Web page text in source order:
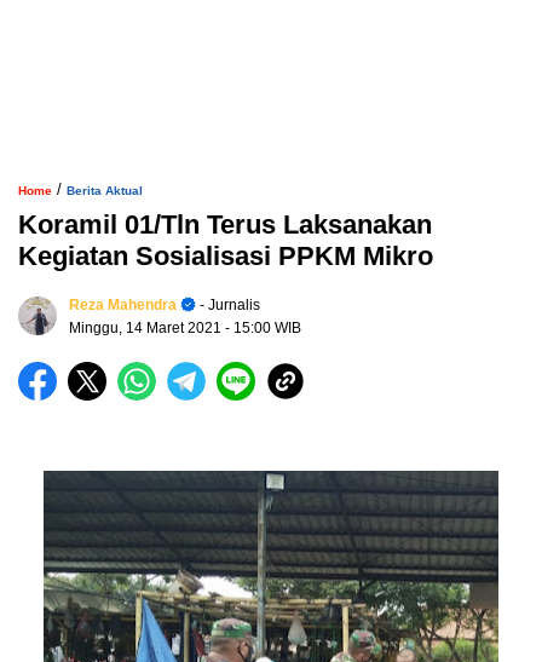
Home / Berita Aktual
Koramil 01/Tln Terus Laksanakan
Kegiatan Sosialisasi PPKM Mikro
Reza Mahendra
- Jurnalis
Minggu, 14 Maret 2021 - 15:00 WIB